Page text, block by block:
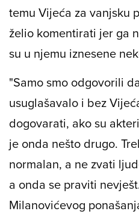
temu Vijeća za vanjsku
želio komentirati jer ga
su u njemu iznesene
"Samo smo odgovorili
usuglašavalo i bez
dogovarati, ako su
je onda nešto drugo.
normalan, a ne zvati
a onda se praviti
Milanovićevog